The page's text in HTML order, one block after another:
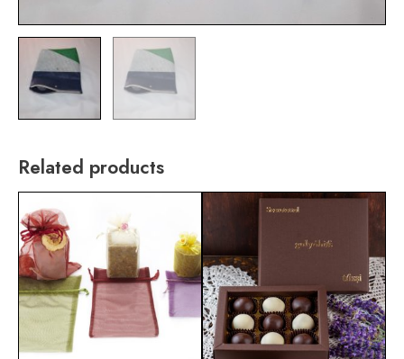
Related products